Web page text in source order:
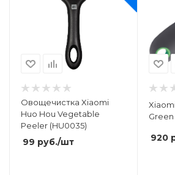
Овощечистка Xiaomi
Huo Hou Vegetable
Peeler (HU0035)
99 руб./шт
Green
920